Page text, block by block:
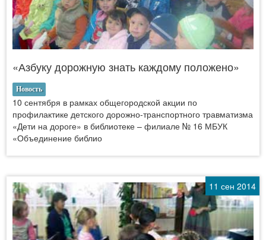
«Азбуку дорожную знать каждому положено»
Новость
10 сентября в рамках общегородской акции по
профилактике детского дорожно-транспортного травматизма
«Дети на дороге» в библиотеке – филиале № 16 МБУК
«Объединение библио
11 сен 2014